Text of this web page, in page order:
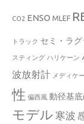
CO2 ENSO MLEF
トラック セミ・ラ
スティング ハリケーン
波放射計 メディケ
性 偏西風 動径基
モデル 寒波